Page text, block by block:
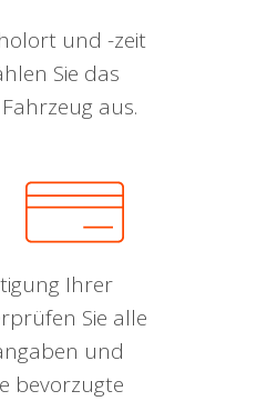
und -zeit
Sie das
aus.
Ihrer
Sie alle
und
bevorzugte